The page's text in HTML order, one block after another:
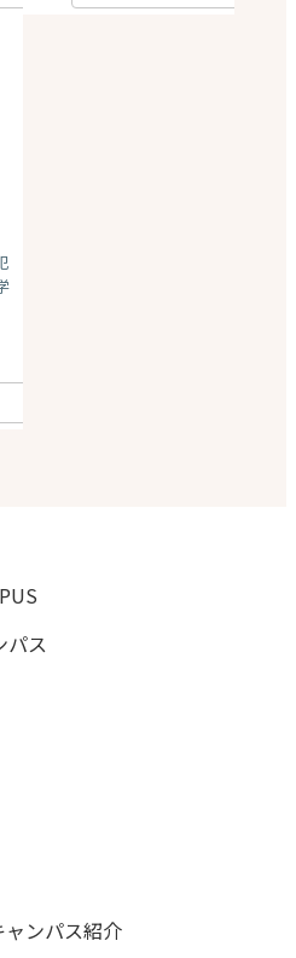
パス
ャンパス紹介